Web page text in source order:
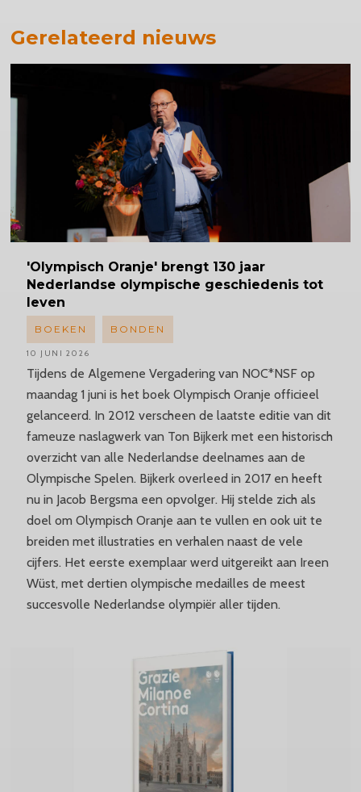
Gerelateerd nieuws
'Olympisch Oranje' brengt 130 jaar
Nederlandse olympische geschiedenis tot
leven
Tijdens de Algemene Vergadering van NOC*NSF op
maandag 1 juni is het boek Olympisch Oranje officieel
gelanceerd. In 2012 verscheen de laatste editie van dit
fameuze naslagwerk van Ton Bijkerk met een historisch
overzicht van alle Nederlandse deelnames aan de
Olympische Spelen. Bijkerk overleed in 2017 en heeft
nu in Jacob Bergsma een opvolger. Hij stelde zich als
doel om Olympisch Oranje aan te vullen en ook uit te
breiden met illustraties en verhalen naast de vele
cijfers. Het eerste exemplaar werd uitgereikt aan Ireen
Wüst, met dertien olympische medailles de meest
succesvolle Nederlandse olympiër aller tijden.
BOEKEN BONDEN
10 JUNI 2026